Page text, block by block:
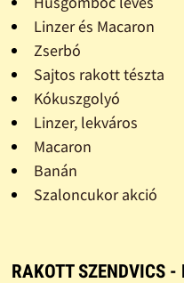
Linzer és Macaron
Zserbó
Sajtos rakott tészta
Kókuszgolyó
Linzer, lekváros
Macaron
Banán
Szaloncukor akció
RAKOTT SZENDVICS -